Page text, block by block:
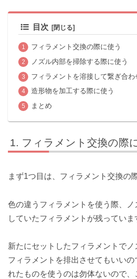
目次
フィラメント交換の際に使う
ノズル内部を掃除する際に使う
フィラメントを溶接して繋ぎ合わ
造形物を加工する際に使う
まとめ
フィラメント交換の際
まず1つ目は、フィラメント交換の
色の違うフィラメントを使う際、ノ
していたフィラメントが残っていま
新たにセットしたフィラメントで
フィラメントを排出させてもいい
れたものを使うのは勿体ないので